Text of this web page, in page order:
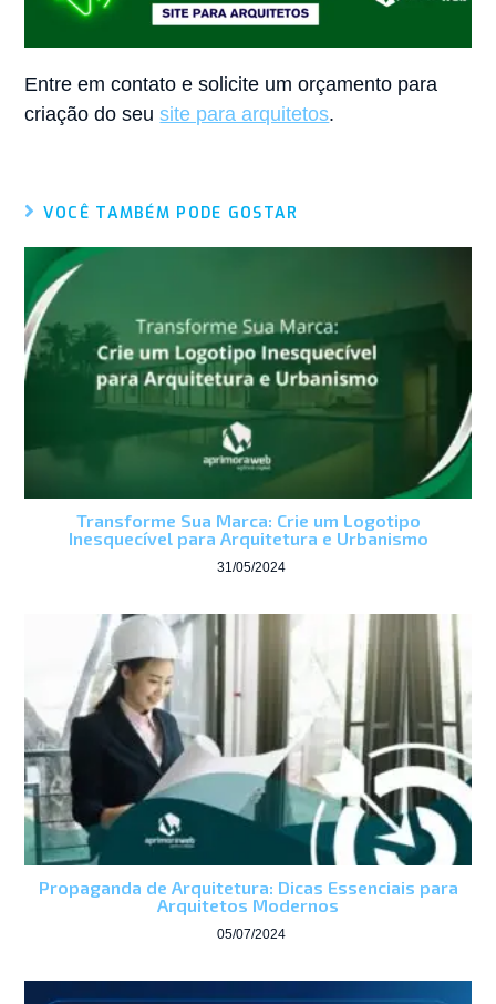
Entre em contato e solicite um orçamento para
criação do seusite para arquitetos.
VOCÊ TAMBÉM PODE GOSTAR
Transforme Sua Marca: Crie um Logotipo
Inesquecível para Arquitetura e Urbanismo
31/05/2024
Propaganda de Arquitetura: Dicas Essenciais para
Arquitetos Modernos
05/07/2024